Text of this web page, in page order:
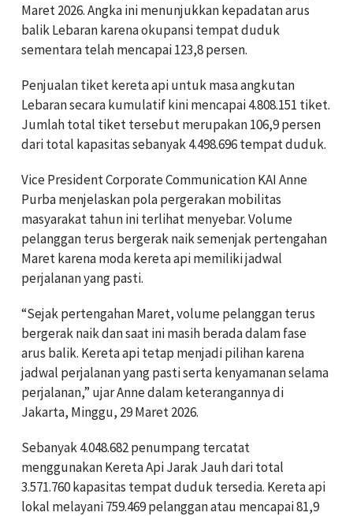
Maret 2026. Angka ini menunjukkan kepadatan arus
balik Lebaran karena okupansi tempat duduk
sementara telah mencapai 123,8 persen.
Penjualan tiket kereta api untuk masa angkutan
Lebaran secara kumulatif kini mencapai 4.808.151 tiket.
Jumlah total tiket tersebut merupakan 106,9 persen
dari total kapasitas sebanyak 4.498.696 tempat duduk.
Vice President Corporate Communication KAI Anne
Purba menjelaskan pola pergerakan mobilitas
masyarakat tahun ini terlihat menyebar. Volume
pelanggan terus bergerak naik semenjak pertengahan
Maret karena moda kereta api memiliki jadwal
perjalanan yang pasti.
“Sejak pertengahan Maret, volume pelanggan terus
bergerak naik dan saat ini masih berada dalam fase
arus balik. Kereta api tetap menjadi pilihan karena
jadwal perjalanan yang pasti serta kenyamanan selama
perjalanan,” ujar Anne dalam keterangannya di
Jakarta, Minggu, 29 Maret 2026.
Sebanyak 4.048.682 penumpang tercatat
menggunakan Kereta Api Jarak Jauh dari total
3.571.760 kapasitas tempat duduk tersedia. Kereta api
lokal melayani 759.469 pelanggan atau mencapai 81,9